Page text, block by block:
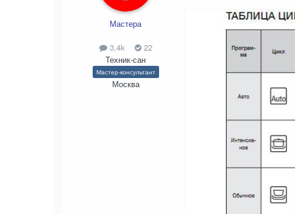
Мастера
3,4k
22
Техник-сан
Мастер-консультант
Москва